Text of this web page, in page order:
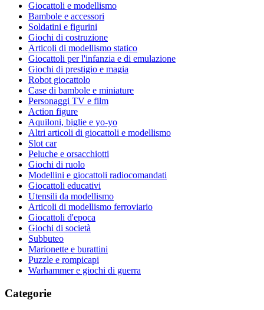
Giocattoli e modellismo
Bambole e accessori
Soldatini e figurini
Giochi di costruzione
Articoli di modellismo statico
Giocattoli per l'infanzia e di emulazione
Giochi di prestigio e magia
Robot giocattolo
Case di bambole e miniature
Personaggi TV e film
Action figure
Aquiloni, biglie e yo-yo
Altri articoli di giocattoli e modellismo
Slot car
Peluche e orsacchiotti
Giochi di ruolo
Modellini e giocattoli radiocomandati
Giocattoli educativi
Utensili da modellismo
Articoli di modellismo ferroviario
Giocattoli d'epoca
Giochi di società
Subbuteo
Marionette e burattini
Puzzle e rompicapi
Warhammer e giochi di guerra
Categorie